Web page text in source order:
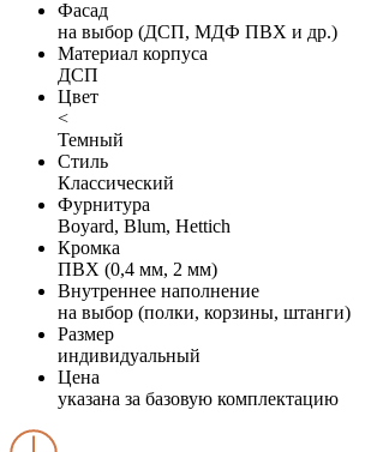
Фасад
на выбор (ДСП, МДФ ПВХ и др.)
Материал корпуса
ДСП
Цвет
<
Темный
Стиль
Классический
Фурнитура
Boyard, Blum, Hettich
Кромка
ПВХ (0,4 мм, 2 мм)
Внутреннее наполнение
на выбор (полки, корзины, штанги)
Размер
индивидуальный
Цена
указана за базовую комплектацию